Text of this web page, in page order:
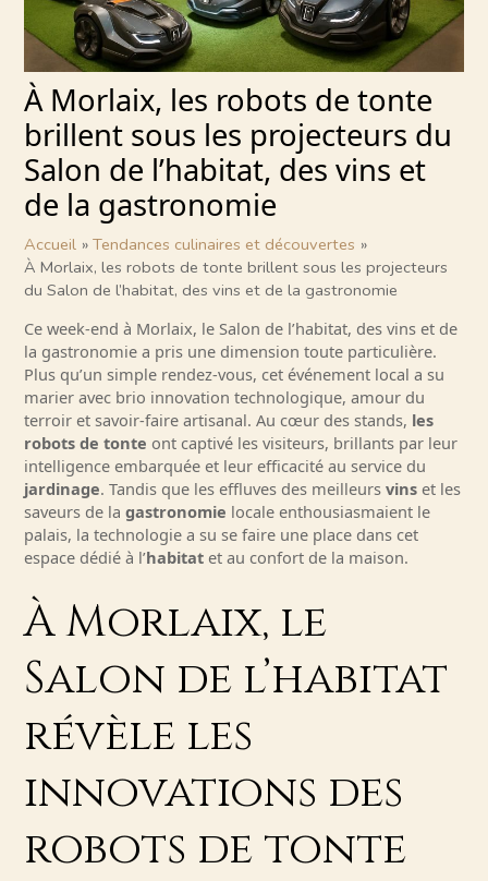
À Morlaix, les robots de tonte
brillent sous les projecteurs du
Salon de l’habitat, des vins et
de la gastronomie
Accueil
Tendances culinaires et découvertes
À Morlaix, les robots de tonte brillent sous les projecteurs
du Salon de l’habitat, des vins et de la gastronomie
Ce week-end à Morlaix, le Salon de l’habitat, des vins et de
la gastronomie a pris une dimension toute particulière.
Plus qu’un simple rendez-vous, cet événement local a su
marier avec brio innovation technologique, amour du
terroir et savoir-faire artisanal. Au cœur des stands, les
robots de tonte ont captivé les visiteurs, brillants par leur
intelligence embarquée et leur efficacité au service du
jardinage. Tandis que les effluves des meilleursvins et les
saveurs de lagastronomie locale enthousiasmaient le
palais, la technologie a su se faire une place dans cet
espace dédié à l’habitat et au confort de la maison.
À Morlaix, le
Salon de l’habitat
révèle les
innovations des
robots de tonte